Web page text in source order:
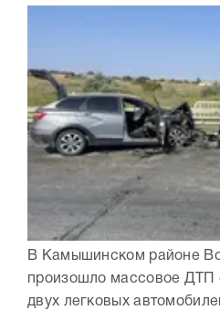
В Камышинском районе
произошло массовое ДТП
двух легковых